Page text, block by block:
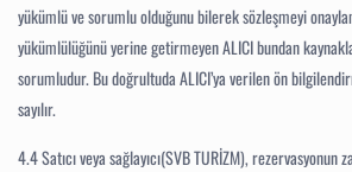
yükümlü ve sorumlu olduğunu bilerek sözleşmeyi
yükümlülüğünü yerine getirmeyen ALICI bundan
sorumludur. Bu doğrultuda ALICI’ya verilen ön
sayılır.
4.4 Satıcı veya sağlayıcı(SVB TURİZM), rezervasyonun